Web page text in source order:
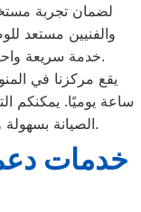
لضمان تجربة
والفنيين مستعد
خدمة سريعة واحترافية لجميع أجهزتكم المنزلية من دايو.
ساعة يوميًا. يمكنكم
الصيانة بسهولة والاستمتاع بخدمة الدعم الفني الفوري.
خدمات